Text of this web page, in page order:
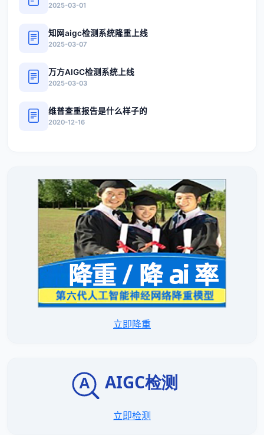
2025-03-01
知网aigc检测系统隆重上线
2025-03-07
万方AIGC检测系统上线
2025-03-03
维普查重报告是什么样子的
2020-12-16
立即降重
立即检测